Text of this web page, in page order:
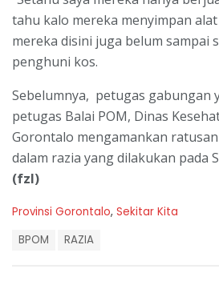
tahu kalo mereka menyimpan
mereka disini juga belum sampai
penghuni kos.
Sebelumnya, petugas gabungan
petugas Balai POM, Dinas
Gorontalo mengamankan
dalam razia yang dilakukan pada
(fzl)
C
Provinsi Gorontalo, Sekitar Kita
BPOM RAZIA